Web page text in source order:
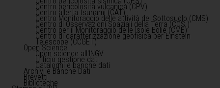
Centro pericolosità vulcanica (CPV)
Centro allerta tsunami (CAT)
Centro Monitoraggio delle attività del Sottosuolo (CMS)
Centro di Osservazioni Spaziali della Terra (COS )
Centro per il Monitoraggio delle Isole Eolie (CME)
Centro di caratterizzazione geofisica per Einstein
Telescope (CCGET)
Open Science
Open science all'INGV
Ufficio gestione dati
Cataloghi e banche dati
Archivi e Banche Dati
Brevetti
Biblioteche